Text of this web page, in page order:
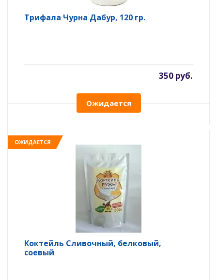
Трифала Чурна Дабур, 120 гр.
350 руб.
Ожидается
ОЖИДАЕТСЯ
Коктейль Сливочный, белковый,
соевый